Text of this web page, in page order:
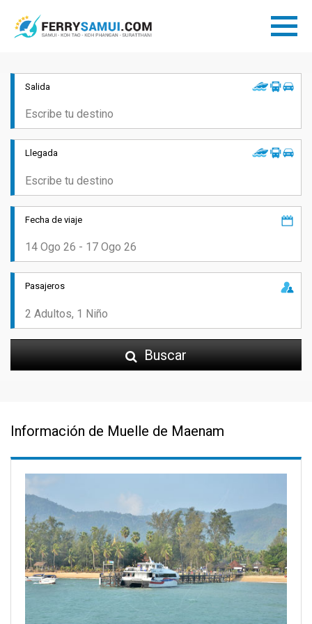
Salida
Llegada
Fecha de viaje
Pasajeros
Buscar
Información de Muelle de Maenam